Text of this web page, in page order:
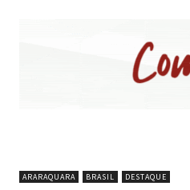
ARARAQUARA BRASIL DESTAQUE